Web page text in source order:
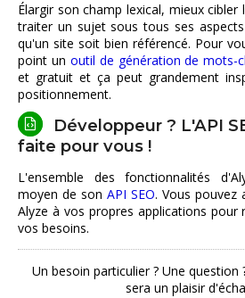
Élargir son champ lexical, mieux
traiter un sujet sous tous ses
qu'un site soit bien référencé. Pour
point un outil de génération de mots-
et gratuit et ça peut grandement
positionnement.
Développeur ? L'API
faite pour vous !
L'ensemble des fonctionnalités
moyen de son API SEO. Vous pouvez
Alyze à vos propres applications pour
vos besoins.
Un besoin particulier ? Une question
sera un plaisir